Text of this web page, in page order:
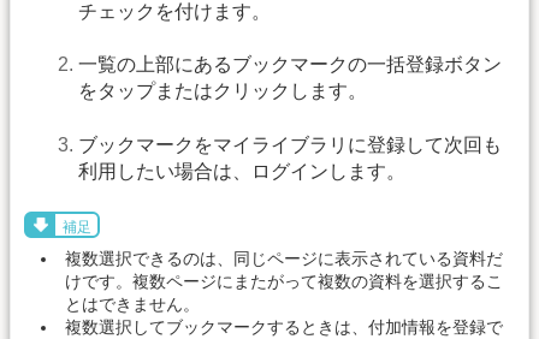
チェックを付けます。
一覧の上部にあるブックマークの一括登録ボタン
をタップまたはクリックします。
ブックマークをマイライブラリに登録して次回も
利用したい場合は、ログインします。
補足
複数選択できるのは、同じページに表示されている資料だ
けです。複数ページにまたがって複数の資料を選択するこ
とはできません。
複数選択してブックマークするときは、付加情報を登録で